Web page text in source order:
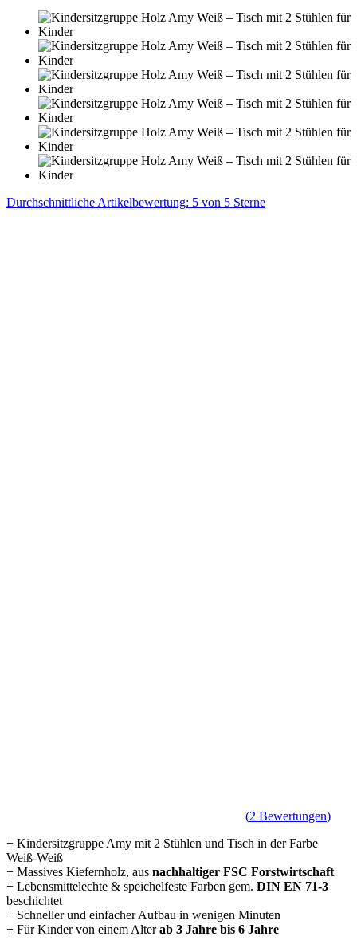
Durchschnittliche Artikelbewertung: 5 von 5 Sterne
(2 Bewertungen)
+ Kindersitzgruppe Amy mit 2 Stühlen und Tisch in der Farbe
Weiß-Weiß
+ Massives Kiefernholz, aus nachhaltiger FSC Forstwirtschaft
+ Lebensmittelechte & speichelfeste Farben gem. DIN EN 71-3
beschichtet
+ Schneller und einfacher Aufbau in wenigen Minuten
+ Für Kinder von einem Alterab 3 Jahre bis 6 Jahre